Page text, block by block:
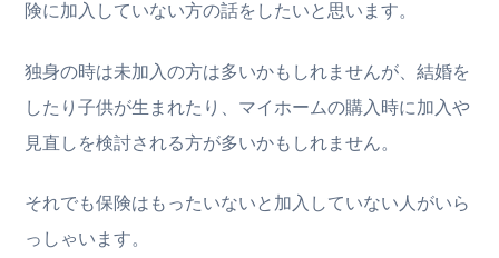
険に加入していない方の話をしたいと思います。
独身の時は未加入の方は多いかもしれませんが、結婚を
したり子供が生まれたり、マイホームの購入時に加入や
見直しを検討される方が多いかもしれません。
それでも保険はもったいないと加入していない人がいら
っしゃいます。